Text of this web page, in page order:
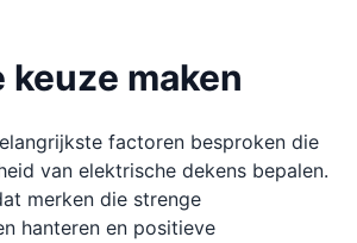
keuze maken
factoren besproken die
van elektrische dekens bepalen.
merken die strenge
hanteren en positieve